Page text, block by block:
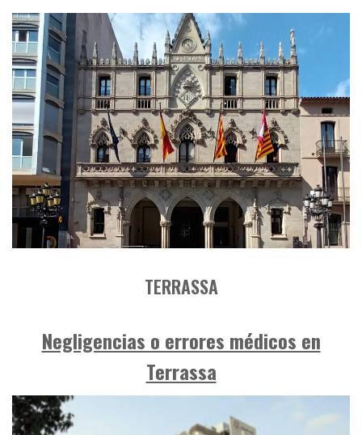
TERRASSA
Negligencias o errores médicos en
Terrassa